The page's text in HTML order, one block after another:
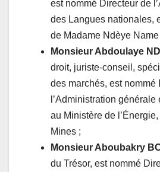
est nommé Directeur de
des Langues nationales,
de Madame Ndèye
Monsieur Abdoulaye
droit, juriste-conseil,
des marchés, est nommé
l’Administration générale
au Ministère de
Mines ;
Monsieur Aboubakry
du Trésor, est nommé